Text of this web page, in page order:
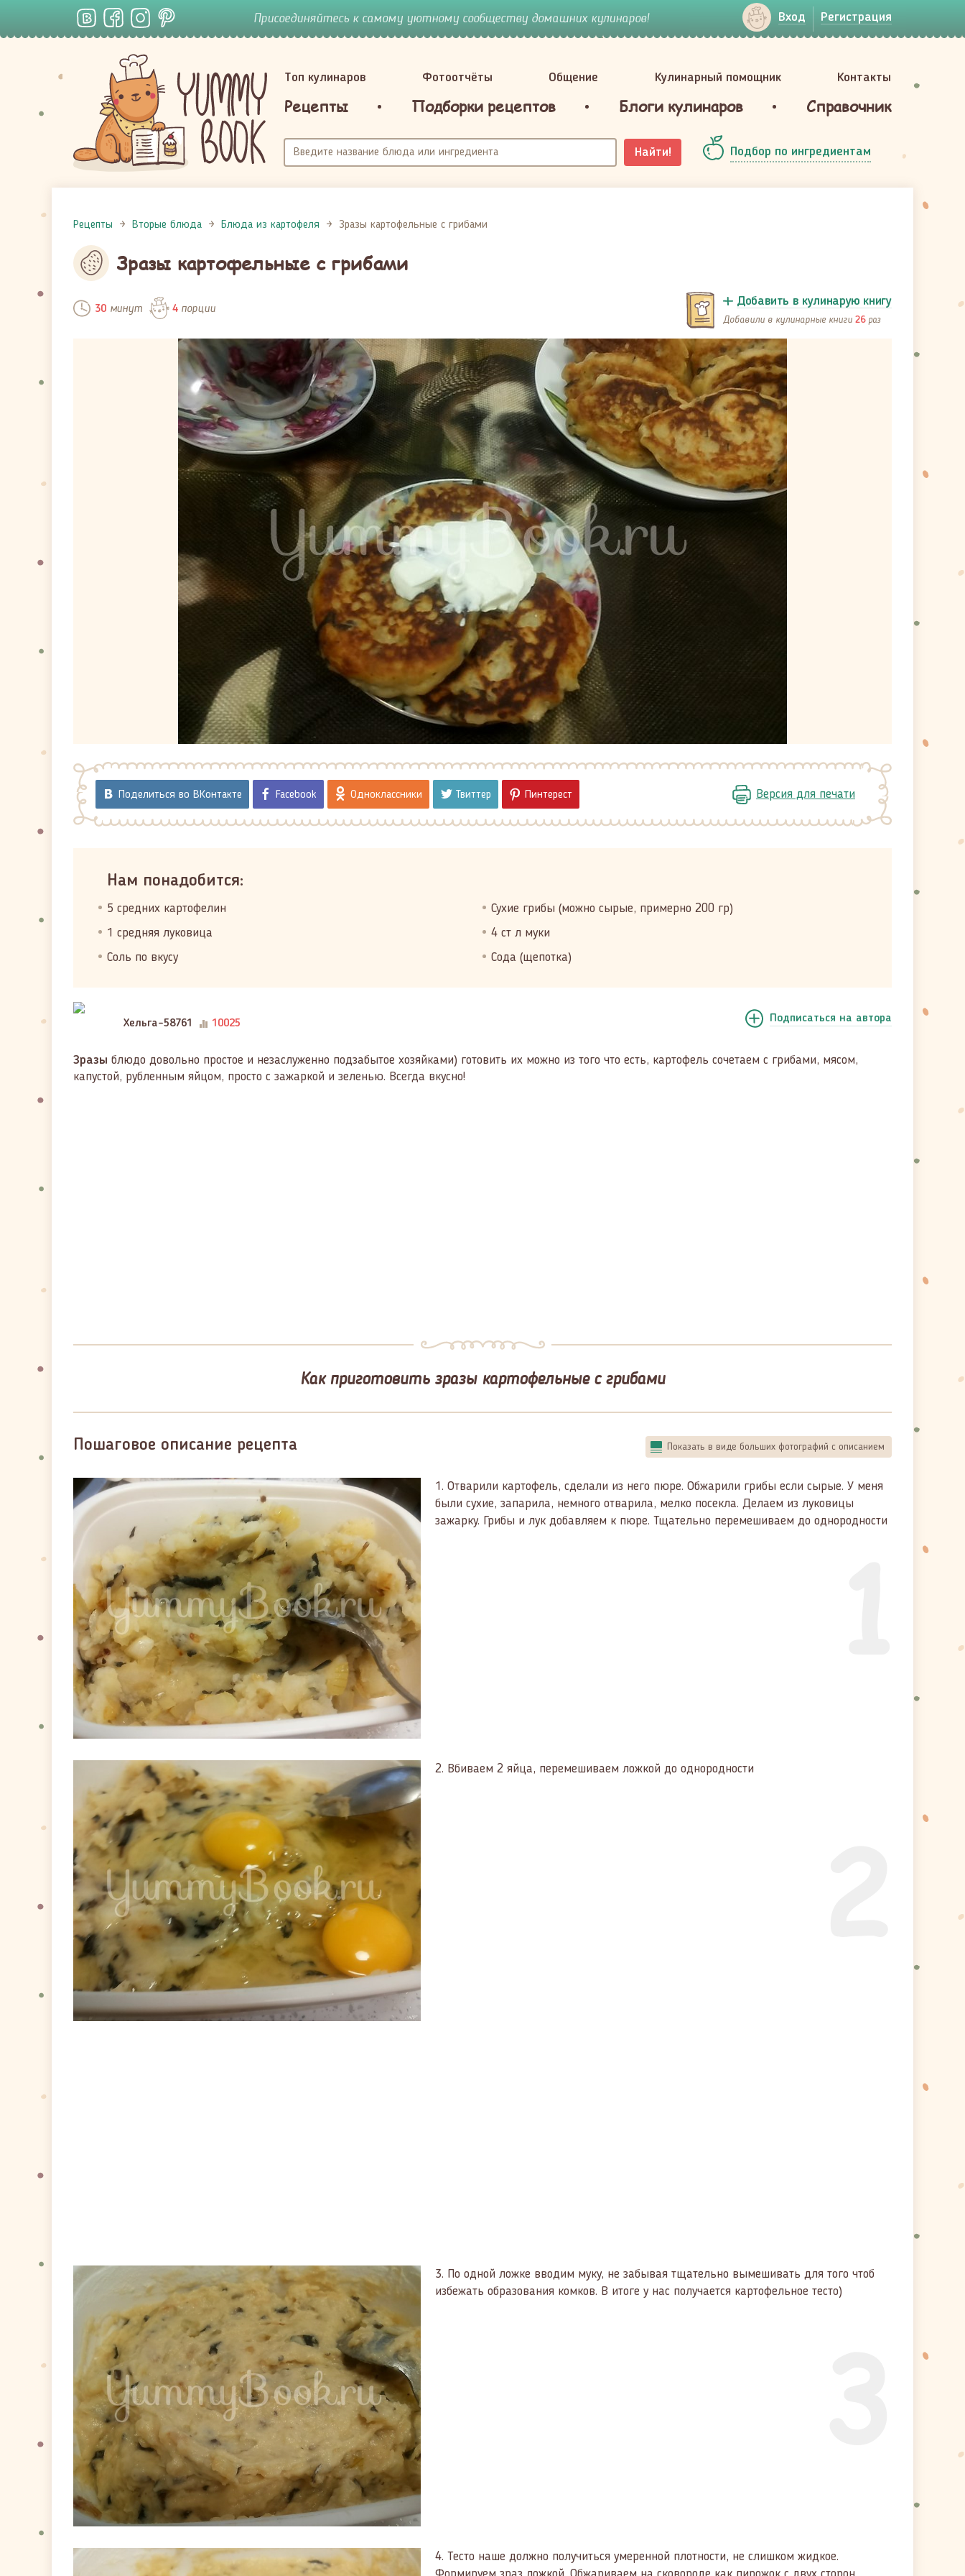
Присоединяйтесь к самому уютному сообществу домашних кулинаров! Вход Регистрация
Топ кулинаров Фотоотчёты Общение Кулинарный помощник Контакты
Рецепты Подборки рецептов Блоги кулинаров Справочник
Найти! Подбор по ингредиентам
Рецепты Вторые блюда Блюда из картофеля Зразы картофельные с грибами
Зразы картофельные с грибами
30минут 4порции Добавить в кулинарую книгу
Добавили в кулинарные книги 26 раз
Поделиться во ВКонтакте Facebook Одноклассники Твиттер Пинтерест Версия для печати
Нам понадобится:
5 средних картофелин
Сухие грибы (можно сырые, примерно 200 гр)
1 средняя луковица
4 ст л муки
Соль по вкусу
Сода (щепотка)
Хельга-58761 10025 Подписаться на автора
Зразы блюдо довольно простое и незаслуженно подзабытое хозяйками) готовить их можно из того что есть, картофель сочетаем с грибами, мясом,
капустой, рубленным яйцом, просто с зажаркой и зеленью. Всегда вкусно!
Как приготовить зразы картофельные с грибами
Пошаговое описание рецепта Показать в виде больших фотографий с описанием
1. Отварили картофель, сделали из него пюре. Обжарили грибы если сырые. У меня
были сухие, запарила, немного отварила, мелко посекла. Делаем из луковицы
зажарку. Грибы и лук добавляем к пюре. Тщательно перемешиваем до однородности
2. Вбиваем 2 яйца, перемешиваем ложкой до однородности
3. По одной ложке вводим муку, не забывая тщательно вымешивать для того чтоб
избежать образования комков. В итоге у нас получается картофельное тесто)
4. Тесто наше должно получиться умеренной плотности, не слишком жидкое.